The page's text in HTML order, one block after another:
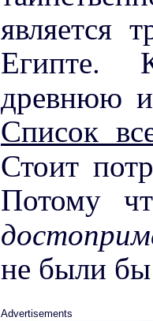
является
Египте.
древнюю
Список
Стоит
Потому
не были
Advertisements